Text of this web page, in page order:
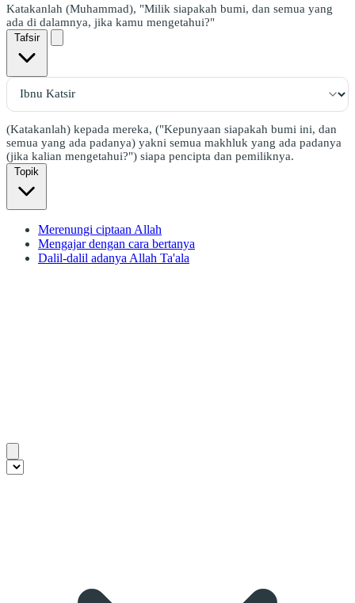
Katakanlah (Muhammad), "Milik siapakah bumi, dan semua yang
ada di dalamnya, jika kamu mengetahui?"
Tafsir
(Katakanlah) kepada mereka, ("Kepunyaan siapakah bumi ini, dan
semua yang ada padanya) yakni semua makhluk yang ada padanya
(jika kalian mengetahui?") siapa pencipta dan pemiliknya.
Topik
Merenungi ciptaan Allah
Mengajar dengan cara bertanya
Dalil-dalil adanya Allah Ta'ala